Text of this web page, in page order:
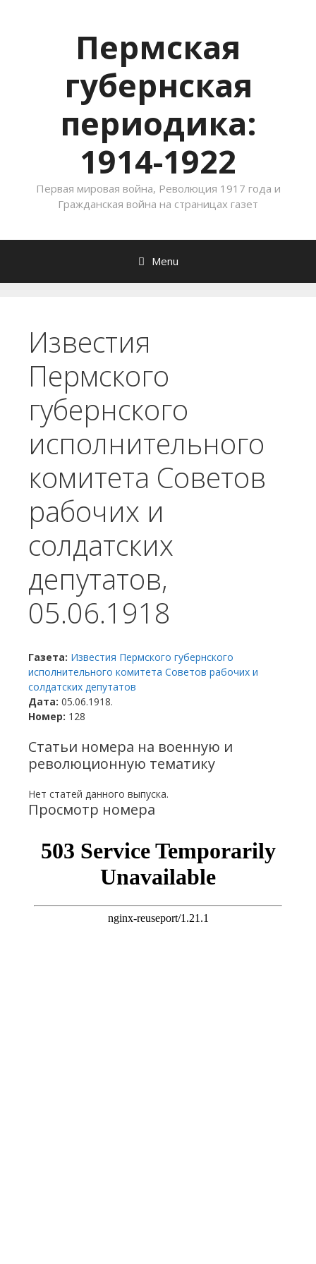
Пермская
губернская
периодика:
1914-1922
Первая мировая война, Революция 1917 года и
Гражданская война на страницах газет
Menu
Известия
Пермского
губернского
исполнительного
комитета Советов
рабочих и
солдатских
депутатов,
05.06.1918
Газета: Известия Пермского губернского
исполнительного комитета Советов рабочих и
солдатских депутатов
Дата: 05.06.1918.
Номер: 128
Статьи номера на военную и
революционную тематику
Нет статей данного выпуска.
Просмотр номера